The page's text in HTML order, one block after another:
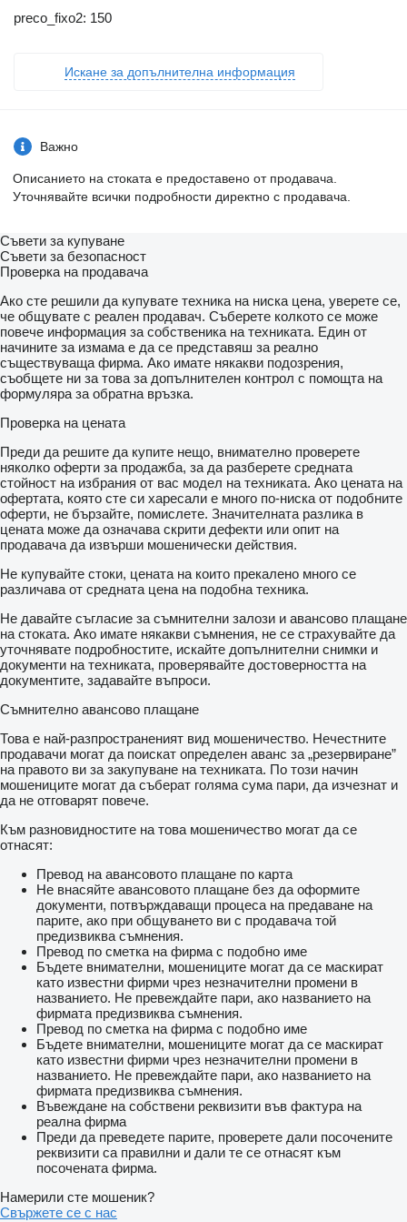
preco_fixo2: 150
Искане за допълнителна информация
Важно
Описанието на стоката е предоставено от продавача.
Уточнявайте всички подробности директно с продавача.
Съвети за купуване
Съвети за безопасност
Проверка на продавача
Ако сте решили да купувате техника на ниска цена, уверете се,
че общувате с реален продавач. Съберете колкото се може
повече информация за собственика на техниката. Един от
начините за измама е да се представяш за реално
съществуваща фирма. Ако имате някакви подозрения,
съобщете ни за това за допълнителен контрол с помощта на
формуляра за обратна връзка.
Проверка на цената
Преди да решите да купите нещо, внимателно проверете
няколко оферти за продажба, за да разберете средната
стойност на избрания от вас модел на техниката. Ако цената на
офертата, която сте си харесали е много по-ниска от подобните
оферти, не бързайте, помислете. Значителната разлика в
цената може да означава скрити дефекти или опит на
продавача да извърши мошенически действия.
Не купувайте стоки, цената на които прекалено много се
различава от средната цена на подобна техника.
Не давайте съгласие за съмнителни залози и авансово плащане
на стоката. Ако имате някакви съмнения, не се страхувайте да
уточнявате подробностите, искайте допълнителни снимки и
документи на техниката, проверявайте достоверността на
документите, задавайте въпроси.
Съмнително авансово плащане
Това е най-разпространеният вид мошеничество. Нечестните
продавачи могат да поискат определен аванс за „резервиране”
на правото ви за закупуване на техниката. По този начин
мошениците могат да съберат голяма сума пари, да изчезнат и
да не отговарят повече.
Към разновидностите на това мошеничество могат да се
отнасят:
Превод на авансовото плащане по карта
Не внасяйте авансовото плащане без да оформите
документи, потвърждаващи процеса на предаване на
парите, ако при общуването ви с продавача той
предизвиква съмнения.
Превод по сметка на фирма с подобно име
Бъдете внимателни, мошениците могат да се маскират
като известни фирми чрез незначителни промени в
названието. Не превеждайте пари, ако названието на
фирмата предизвиква съмнения.
Превод по сметка на фирма с подобно име
Бъдете внимателни, мошениците могат да се маскират
като известни фирми чрез незначителни промени в
названието. Не превеждайте пари, ако названието на
фирмата предизвиква съмнения.
Въвеждане на собствени реквизити във фактура на
реална фирма
Преди да преведете парите, проверете дали посочените
реквизити са правилни и дали те се отнасят към
посочената фирма.
Намерили сте мошеник?
Свържете се с нас